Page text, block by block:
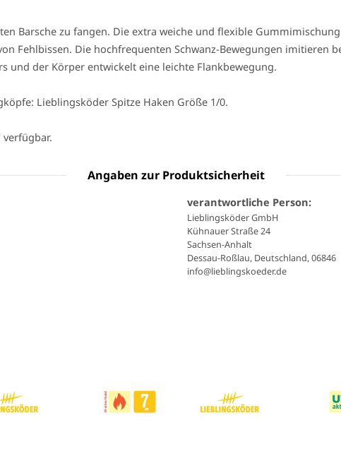
Barsche zu fangen. Die extra weiche und flexible
Fehlbissen. Die hochfrequenten Schwanz-Bewegungen imitieren
und der Körper entwickelt eine leichte Flankbewegung.
Lieblingsköder Spitze Haken Größe 1/0.
Angaben zur Produktsicherheit
verantwortliche Person:
Lieblingsköder GmbH
Kühnauer Straße 24
Sachsen-Anhalt
Dessau-Roßlau, Deutschland, 06846
info@lieblingskoeder.de